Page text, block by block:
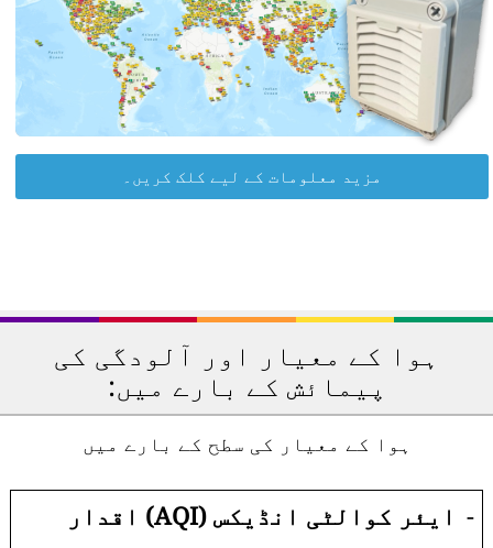
مزید معلومات کے لیے کلک کریں۔
ہوا کے معیار اور آلودگی کی
پیمائش کے بارے میں:
ہوا کے معیار کی سطح کے بارے میں
- ایئر کوالٹی انڈیکس (AQI) اقدار